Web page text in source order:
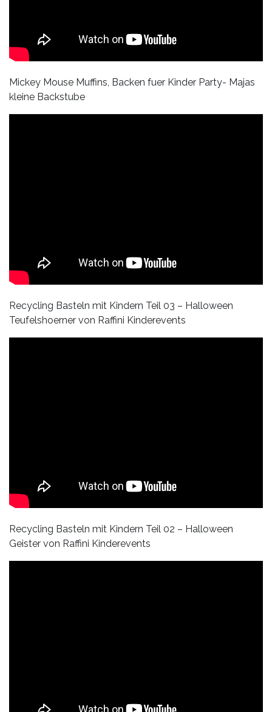
Mickey Mouse Muffins, Backen fuer Kinder Party- Majas
kleine Backstube
Recycling Basteln mit Kindern Teil 03 – Halloween
Teufelshoerner von Raffini Kinderevents
Recycling Basteln mit Kindern Teil 02 – Halloween
Geister von Raffini Kinderevents